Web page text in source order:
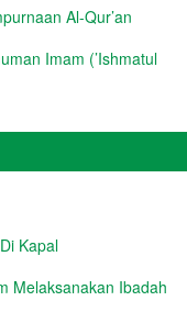
Al-Qur’an
Imam (’Ishmatul
Kapal
Melaksanakan Ibadah